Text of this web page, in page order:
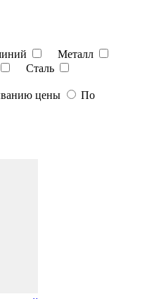
Металл
Сталь
цены
По